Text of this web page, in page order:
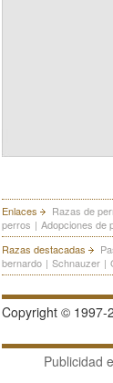
Enlaces Razas de
perros | Adopciones de
Razas destacadas
bernardo | Schnauzer |
Copyright © 1997-
Publicidad